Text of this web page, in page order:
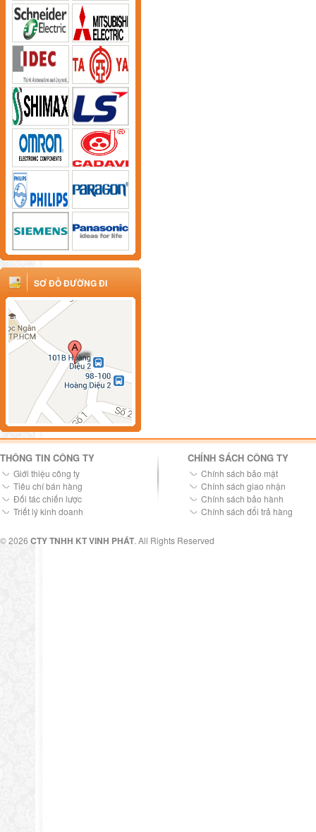
SƠ ĐỒ ĐƯỜNG ĐI
THÔNG TIN CÔNG TY
Giới thiệu công ty
Tiêu chí bán hàng
Đối tác chiến lược
Triết lý kinh doanh
CHÍNH SÁCH CÔNG TY
Chính sách bảo mật
Chính sách giao nhận
Chính sách bảo hành
Chính sách đổi trả hàng
© 2026 CTY TNHH KT VINH PHÁT. All Rights Reserved